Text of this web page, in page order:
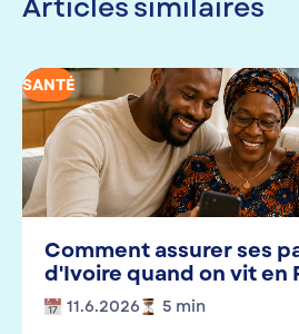
SANTÉ
Comment assurer ses
d'Ivoire quand on vit en
11.6.2026 5 min